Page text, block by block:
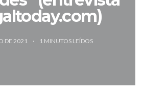
DE 2021 1 MINUTOS LEÍDOS